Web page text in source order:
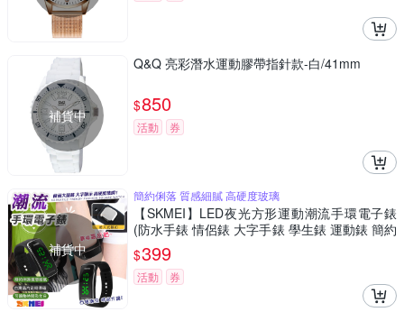
補貨中
Q&Q 亮彩潛水運動膠帶指針款-白/41mm
$850
活動 券
補貨中
簡約俐落 質感細膩 高硬度玻璃
【SKMEI】LED夜光方形運動潮流手環電子錶
(防水手錶 情侶錶 大字手錶 學生錶 運動錶 簡約
手錶/1119BBK)
$399
活動 券